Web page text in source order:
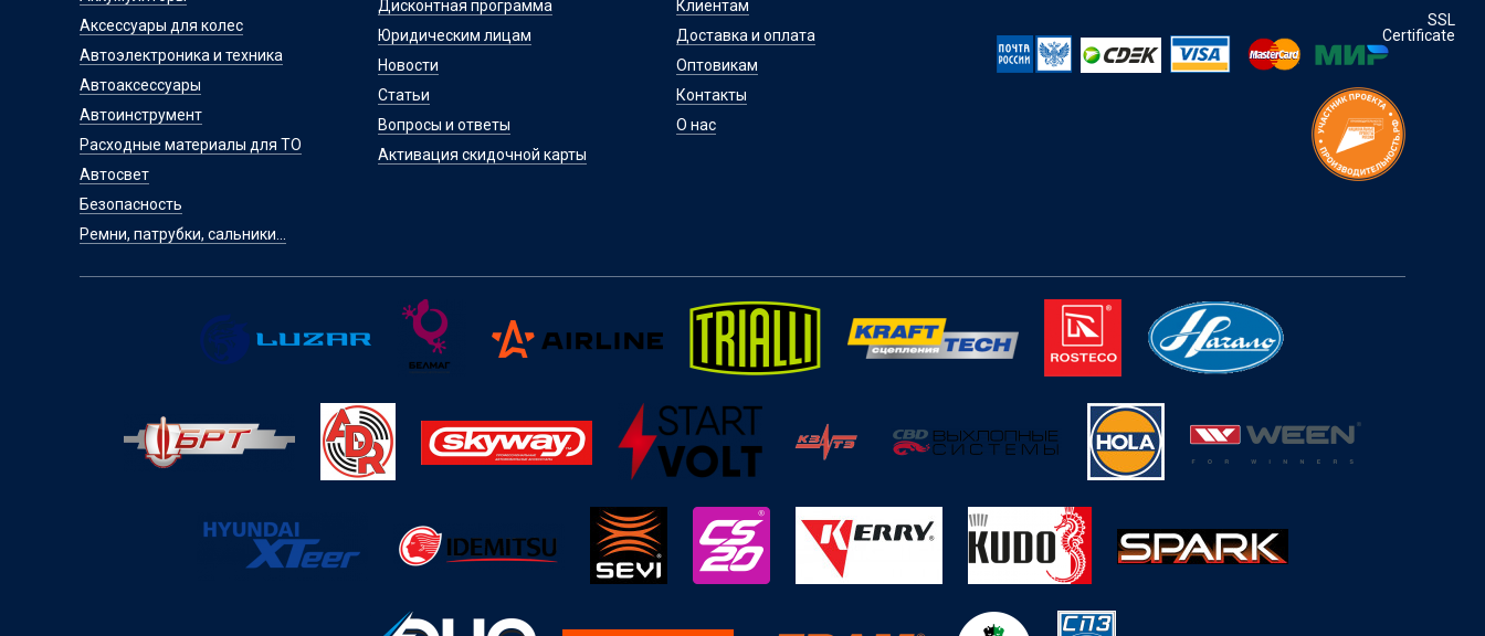
Аксессуары для колес
Автоэлектроника и техника
Автоаксессуары
Автоинструмент
Расходные материалы для ТО
Автосвет
Безопасность
Ремни, патрубки, сальники...
Дисконтная программа
Юридическим лицам
Новости
Статьи
Вопросы и ответы
Активация скидочной карты
Клиентам
Доставка и оплата
Оптовикам
Контакты
О нас
SSL
Certificate